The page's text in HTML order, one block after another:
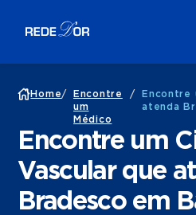
Home/
Encontre
um
Médico
/
Encontre
atenda
Encontre um
Vascular que
Bradesco em